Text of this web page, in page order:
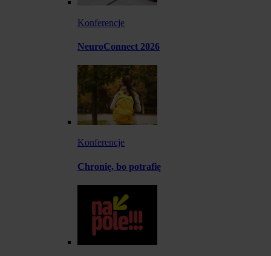
Konferencje
NeuroConnect 2026
Konferencje
Chronię, bo potrafię